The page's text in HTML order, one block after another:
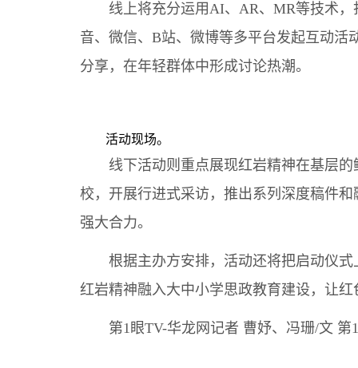
线上将充分运用AI、AR、MR等技术，
音、微信、B站、微博等多平台发起互动活
分享，在年轻群体中形成讨论热潮。
活动现场。
线下活动则重点展现红岩精神在基层的
校，开展行进式采访，推出系列深度稿件
强大合力。
根据主办方安排，活动还将把启动仪式
红岩精神融入大中小学思政教育建设，让
第1眼TV-华龙网记者 曹妤、冯珊/文 第1